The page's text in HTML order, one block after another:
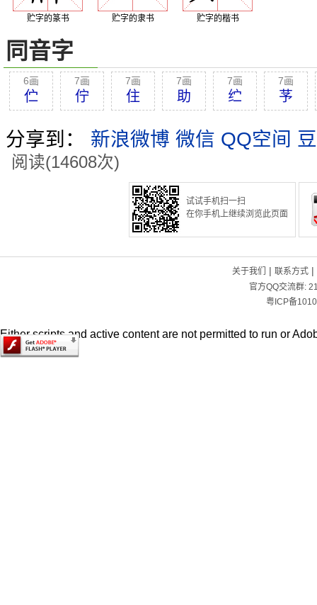
贮字的篆书 贮字的隶书 贮字的楷书
同音字
6画
伫
7画
佇
7画
住
7画
助
7画
纻
7画
芧
分享到： 新浪微博 微信 QQ空间
阅读(14608次)
试试手机扫一扫
在你手机上继续浏览此页面
关于我们 | 联系方式|
官方QQ交流群:
粤ICP备
Either scripts and active content are not permitted to run or